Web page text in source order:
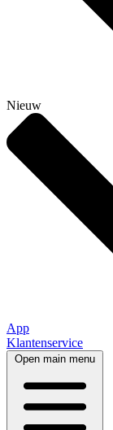
Nieuw
App
Klantenservice
Open main menu